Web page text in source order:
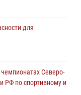
в розыск
кражи в
для
Северо-
РФ по спортивному и